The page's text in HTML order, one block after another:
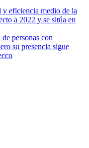
eficiencia medio de la
a 2022 y se sitúa en
personas con
su presencia sigue